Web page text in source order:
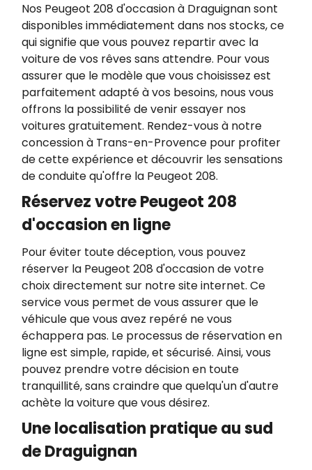
Nos Peugeot 208 d'occasion à Draguignan sont
disponibles immédiatement dans nos stocks, ce
qui signifie que vous pouvez repartir avec la
voiture de vos rêves sans attendre. Pour vous
assurer que le modèle que vous choisissez est
parfaitement adapté à vos besoins, nous vous
offrons la possibilité de venir essayer nos
voitures gratuitement. Rendez-vous à notre
concession à Trans-en-Provence pour profiter
de cette expérience et découvrir les sensations
de conduite qu'offre la Peugeot 208.
Réservez votre Peugeot 208
d'occasion en ligne
Pour éviter toute déception, vous pouvez
réserver la Peugeot 208 d'occasion de votre
choix directement sur notre site internet. Ce
service vous permet de vous assurer que le
véhicule que vous avez repéré ne vous
échappera pas. Le processus de réservation en
ligne est simple, rapide, et sécurisé. Ainsi, vous
pouvez prendre votre décision en toute
tranquillité, sans craindre que quelqu'un d'autre
achète la voiture que vous désirez.
Une localisation pratique au sud
de Draguignan